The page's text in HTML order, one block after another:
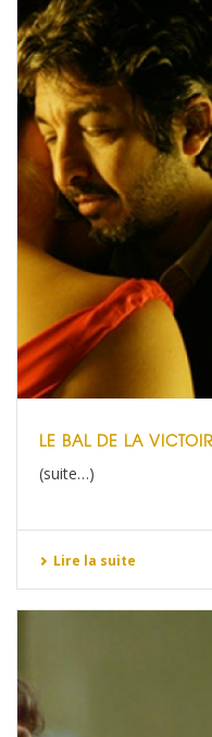
LE BAL DE LA
(suite…)
Lire la suite